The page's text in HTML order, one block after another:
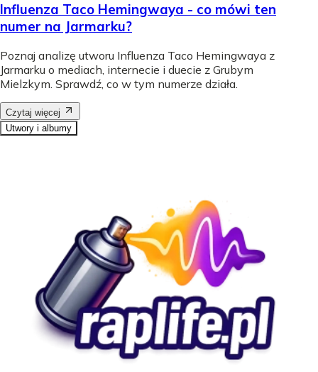
Influenza Taco Hemingwaya - co mówi ten
numer na Jarmarku?
Poznaj analizę utworu Influenza Taco Hemingwaya z
Jarmarku o mediach, internecie i duecie z Grubym
Mielzkym. Sprawdź, co w tym numerze działa.
Czytaj więcej
Utwory i albumy